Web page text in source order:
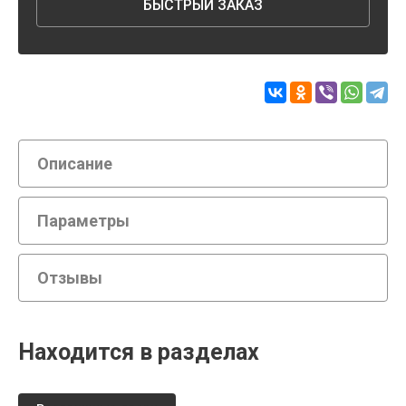
БЫСТРЫЙ ЗАКАЗ
Описание
Параметры
Отзывы
Находится в разделах